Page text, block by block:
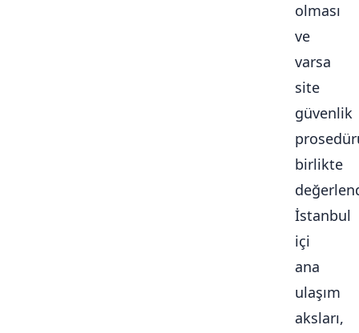
olması
ve
varsa
site
güvenlik
birlikte
İstanbul
içi
ana
ulaşım
aksları,